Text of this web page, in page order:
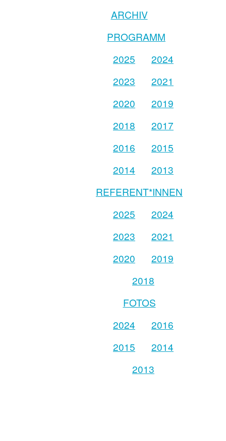
ARCHIV
PROGRAMM
2025
2024
2023
2021
2020
2019
2018
2017
2016
2015
2014
2013
REFERENT*INNEN
2025
2024
2023
2021
2020
2019
2018
FOTOS
2024
2016
2015
2014
2013